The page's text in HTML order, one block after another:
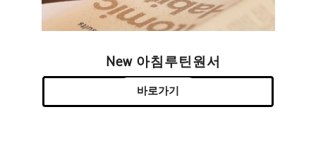
New 아침루틴원서
바로가기